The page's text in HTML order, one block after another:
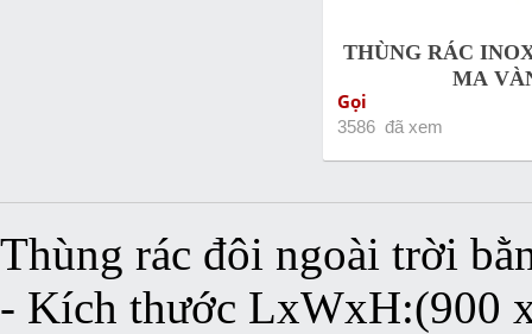
THÙNG RÁC
MẠ
Gọi
3586 đã xem
Thùng rác đôi ngoài trời
- Kích thước LxWxH:(900